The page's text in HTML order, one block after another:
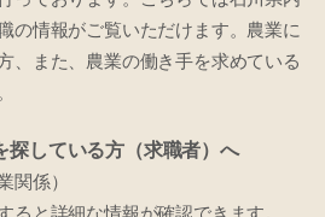
の情報がご覧いただけます。農業に
、また、農業の働き手を求めている
している方（求職者）へ
関係）